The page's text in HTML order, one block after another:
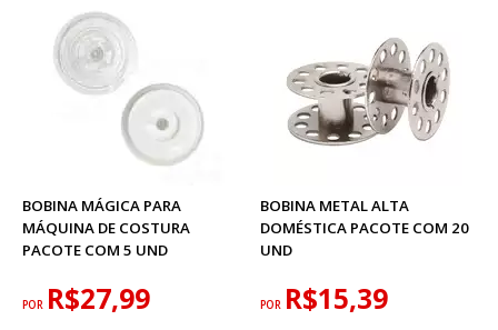
BOBINA MÁGICA PARA
MÁQUINA DE COSTURA
PACOTE COM 5 UND
POR R$27,99
BOBINA METAL ALTA
DOMÉSTICA PACOTE COM 20
UND
POR R$15,39